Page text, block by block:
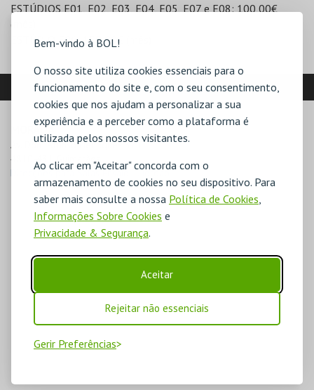
Bem-vindo à BOL!
O nosso site utiliza cookies essenciais para o
funcionamento do site e, com o seu consentimento,
cookies que nos ajudam a personalizar a sua
experiência e a perceber como a plataforma é
utilizada pelos nossos visitantes.
Ao clicar em "Aceitar" concorda com o
armazenamento de cookies no seu dispositivo. Para
saber mais consulte a nossa Política de Cookies,
Informações Sobre Cookies e
Privacidade & Segurança.
Aceitar
Rejeitar não essenciais
Gerir Preferências
ESTÚDIOS E01, E02, E03, E04, E05, E07 e E08: 100,00€
(mês)
ESTÚDIO E06: 150,00€ (mês)
LOCALIZAÇÃO
MORADA
Av. Dom Afonso Henriques 321
4810-431 Guimarães
Direcções para Salas Ensaio T. Jordão